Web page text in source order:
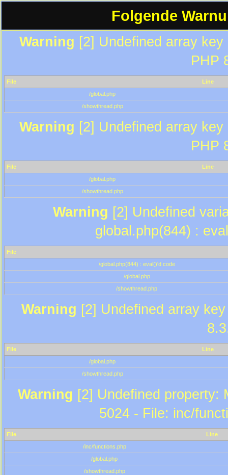
Folgende
Warning [2] Undefined array
PHP
File
Line
/global.php
/showthread.php
Warning [2] Undefined array
PHP
File
Line
/global.php
/showthread.php
Warning [2] Undefined
global.php(844) :
File
/global.php(844) : eval()'d code
/global.php
/showthread.php
Warning [2] Undefined array
File
Line
/global.php
/showthread.php
Warning [2] Undefined property:
5024 - File: inc/
File
Line
/inc/functions.php
/global.php
/showthread.php